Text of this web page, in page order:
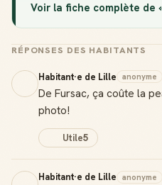
Voir la fiche complète de
RÉPONSES DES HABITANTS
Habitant·e de Lille anonyme
De Fursac, ça coûte la
photo!
Utile5
Habitant·e de Lille anonyme